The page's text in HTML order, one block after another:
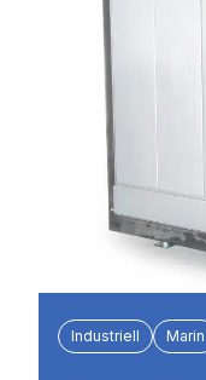
Industriell Marin